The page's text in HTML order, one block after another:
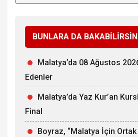
BUNLARA DA
Malatya’da 08 Ağustos
Edenler
Malatya’da Yaz Kur’an
Final
Boyraz, “Malatya İçin